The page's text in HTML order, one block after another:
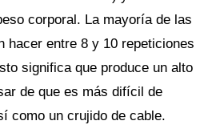
corporal. La mayoría de las
hacer entre 8 y 10 repeticiones
significa que produce un alto
de que es más difícil de
como un crujido de cable.